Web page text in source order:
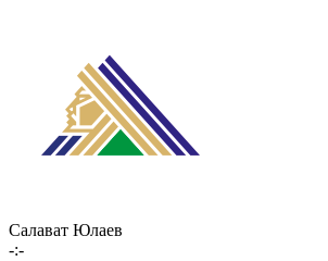
Салават Юлаев
-:-